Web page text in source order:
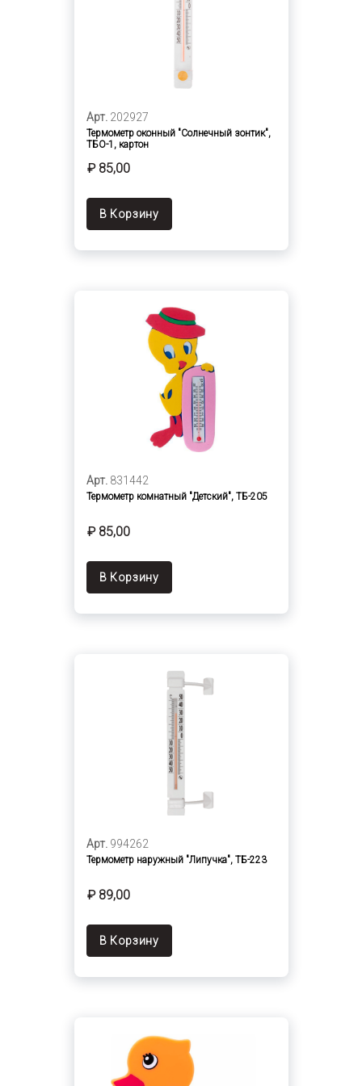
Арт. 202927
Термометр оконный "Солнечный зонтик",
ТБО-1, картон
₽ 85,00
В Корзину
Арт. 831442
Термометр комнатный "Детский", ТБ-205
₽ 85,00
В Корзину
Арт. 994262
Термометр наружный "Липучка", ТБ-223
₽ 89,00
В Корзину